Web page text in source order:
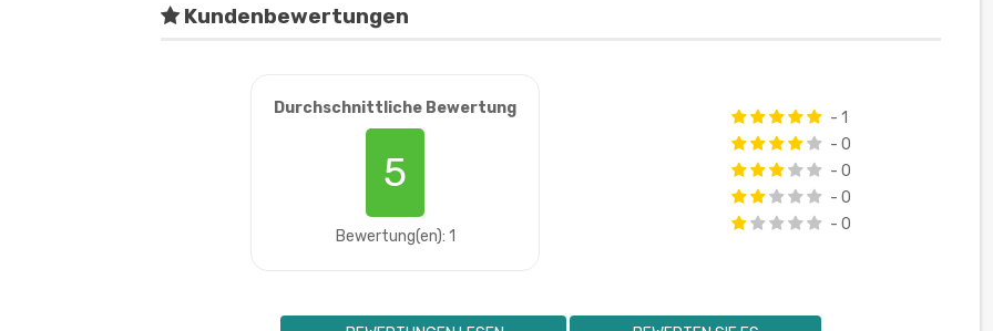
Kundenbewertungen
Durchschnittliche Bewertung
5
Bewertung(en): 1
- 1
- 0
- 0
- 0
- 0